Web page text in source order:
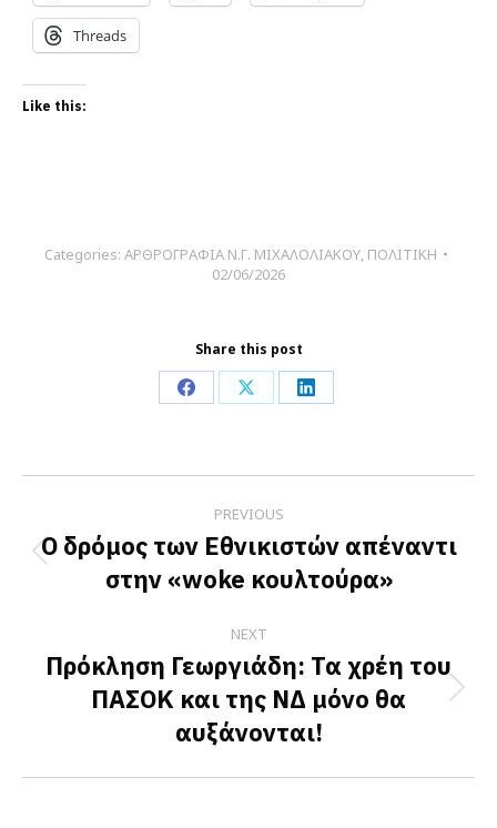
Threads
Like this:
Categories: ΑΡΘΡΟΓΡΑΦΙΑ Ν.Γ. ΜΙΧΑΛΟΛΙΑΚΟΥ, ΠΟΛΙΤΙΚΗ
02/06/2026
Share this post
Share
Facebook
Share
X
Share
LinkedIn
navigation
PREVIOUS
Previous
post:
Ο δρόμος των Εθνικιστών απέναντι
στην «woke κουλτούρα»
NEXT
Next
post:
Πρόκληση Γεωργιάδη: Τα χρέη του
ΠΑΣΟΚ και της ΝΔ μόνο θα
αυξάνονται!